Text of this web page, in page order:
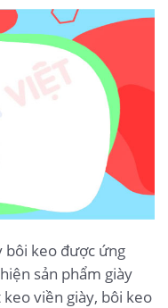
bôi keo được ứng
sản phẩm giày
viền giày, bôi keo